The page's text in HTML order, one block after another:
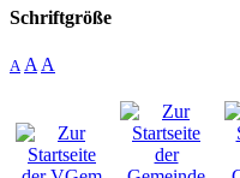
Schriftgröße
A A A